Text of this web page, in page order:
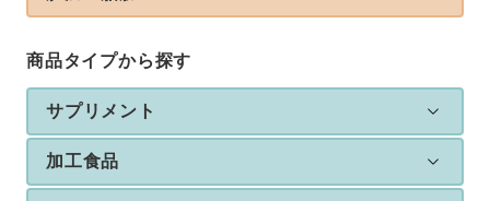
商品タイプから探す
サプリメント
加工食品